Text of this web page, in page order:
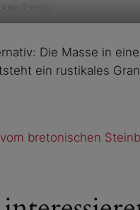
Brandy
Die Masse in
ein rustikales
bretonischen